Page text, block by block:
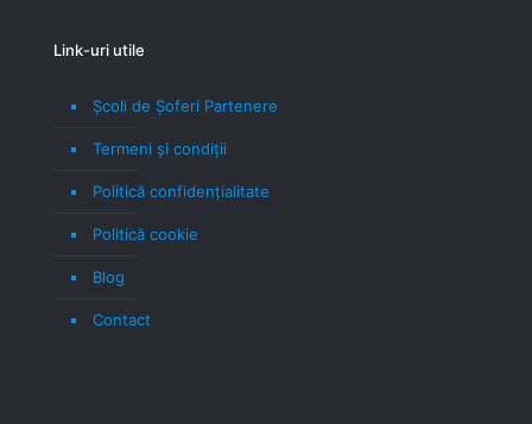
Link-uri utile
Școli de Șoferi Partenere
Termeni şi condiţii
Politică confidenţialitate
Politică cookie
Blog
Contact